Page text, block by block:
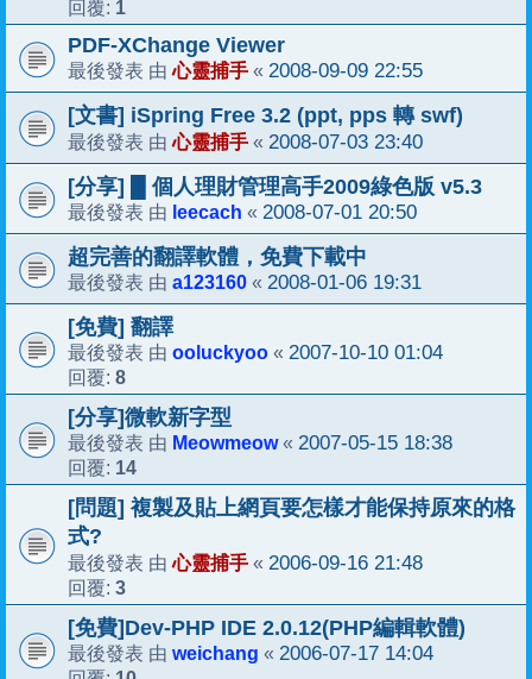
回覆: 1
PDF-XChange Viewer
最後發表 由心靈捕手 « 2008-09-09 22:55
[文書] iSpring Free 3.2 (ppt, pps 轉 swf)
最後發表 由心靈捕手 « 2008-07-03 23:40
[分享] █ 個人理財管理高手2009綠色版 v5.3
最後發表 由 leecach « 2008-07-01 20:50
超完善的翻譯軟體，免費下載中
最後發表 由 a123160 « 2008-01-06 19:31
[免費] 翻譯
最後發表 由 ooluckyoo « 2007-10-10 01:04
回覆: 8
[分享]微軟新字型
最後發表 由 Meowmeow« 2007-05-15 18:38
回覆: 14
[問題] 複製及貼上網頁要怎樣才能保持原來的格
式?
最後發表 由心靈捕手 « 2006-09-16 21:48
回覆: 3
[免費]Dev-PHP IDE 2.0.12(PHP編輯軟體)
最後發表 由 weichang « 2006-07-17 14:04